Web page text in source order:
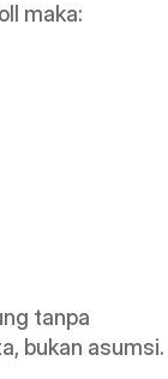
maka:
tanpa
bukan asumsi.